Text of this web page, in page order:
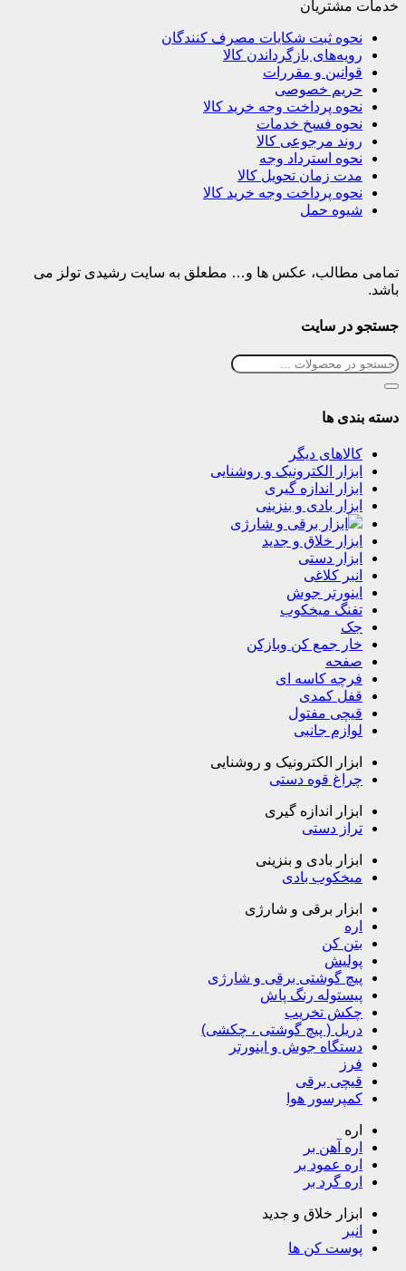
خدمات مشتریان
نحوه ثبت شکایات مصرف کنندگان
رویه‌های بازگرداندن کالا
قوانین و مقررات
حریم خصوصی
نحوه پرداخت وجه خرید کالا
نحوه فسخ خدمات
روند مرجوعی کالا
نحوه استرداد وجه
مدت زمان تحویل کالا
نحوه پرداخت وجه خرید کالا
شیوه حمل
تمامی مطالب، عکس ها و… مطعلق به سایت رشیدی تولز می
باشد.
جستجو در سایت
دسته بندی ها
کالاهای دیگر
ابزار الکترونیک و روشنایی
ابزار اندازه گیری
ابزار بادی و بنزینی
ابزار برقی و شارژی
ابزار خلاق و جدید
ابزار دستی
انبر کلاغی
اینورتر جوش
تفنگ میخکوب
جک
خار جمع کن وبازکن
صفحه
فرچه کاسه ای
قفل کمدی
قیچی مفتول
لوازم جانبی
ابزار الکترونیک و روشنایی
چراغ قوه دستی
ابزار اندازه گیری
تراز دستی
ابزار بادی و بنزینی
میخکوب بادی
ابزار برقی و شارژی
اره
بتن کن
پولیش
پیچ گوشتی برقی و شارژی
پیستوله رنگ پاش
چکش تخریب
دریل ( پیچ گوشتی ، چکشی)
دستگاه جوش و اینورتر
فرز
قیچی برقی
کمپرسور هوا
اره
اره آهن بر
اره عمود بر
اره گرد بر
ابزار خلاق و جدید
انبر
پوست کن ها